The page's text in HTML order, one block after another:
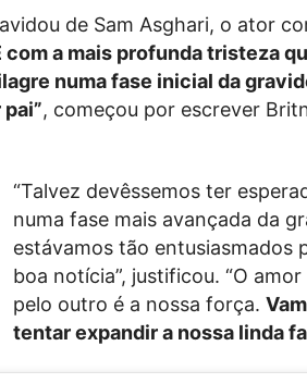
de Sam Asghari, o ator
com a mais profunda tristeza
numa fase inicial da
, começou por escrever
“Talvez devêssemos ter
numa fase mais avançada da
estávamos tão entusiasmados
boa notícia”, justificou. “O
pelo outro é a nossa força.
tentar expandir a nossa linda